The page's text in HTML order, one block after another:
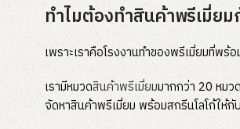
ทำไมต้องทำสินค้าพรีเมี่ยม
เพราะเราคือโรงงานทำของพรีเมี่ยมที่พ
เรามีหมวดสินค้าพรีเมี่ยมมากกว่า 20 หมว
จัดหาสินค้าพรีเมี่ยม พร้อมสกรีนโลโก้ให้กั